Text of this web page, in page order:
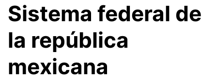
Sistema federal de
la república
mexicana